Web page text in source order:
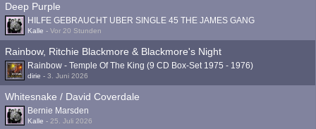
Deep Purple
HILFE GEBRAUCHT UBER SINGLE 45 THE JAMES GANG
Kalle - Vor 20 Stunden
Rainbow, Ritchie Blackmore & Blackmore's Night
Rainbow - Temple Of The King (9 CD Box-Set 1975 - 1976)
dirie - 3. Juni 2026
Whitesnake / David Coverdale
Bernie Marsden
Kalle - 25. Juli 2026